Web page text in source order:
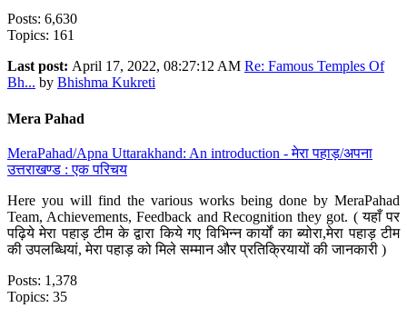
Posts: 6,630
Topics: 161
Last post: April 17, 2022, 08:27:12 AM Re: Famous Temples Of
Bh... by Bhishma Kukreti
Mera Pahad
MeraPahad/Apna Uttarakhand: An introduction - मेरा पहाड़/अपना
उत्तराखण्ड : एक परिचय
Here you will find the various works being done by MeraPahad
Team, Achievements, Feedback and Recognition they got. ( यहाँ पर
पढ़िये मेरा पहाड़ टीम के द्वारा किये गए विभिन्न कार्यों का ब्योरा,मेरा पहाड़ टीम
की उपलब्धियां, मेरा पहाड़ को मिले सम्मान और प्रतिक्रियायों की जानकारी )
Posts: 1,378
Topics: 35